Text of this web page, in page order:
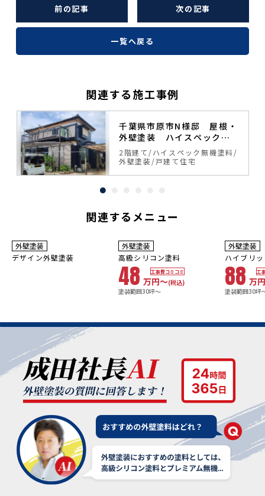
前の記事 次の記事
一覧へ戻る
関連する施工事例
千葉県市原市N様邸 屋根・
外壁塗装 ハイスペック無
機塗料
2階建て
ハイスペック無機塗料
外壁塗装 戸建て住宅
関連するメニュー
外壁塗装
デザイン外壁塗装
耐用年数
10年
外壁塗装
高級シリコン塗料
48 万円〜(税込)
工事費コミコミ
塗装範囲30坪～
耐用年数
16~20年
外壁塗装
ハイブリ
88 万
工
塗装範囲30坪